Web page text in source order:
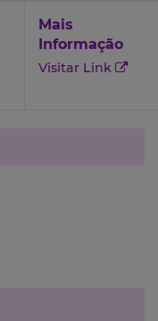
Mais
Informação
Visitar Link